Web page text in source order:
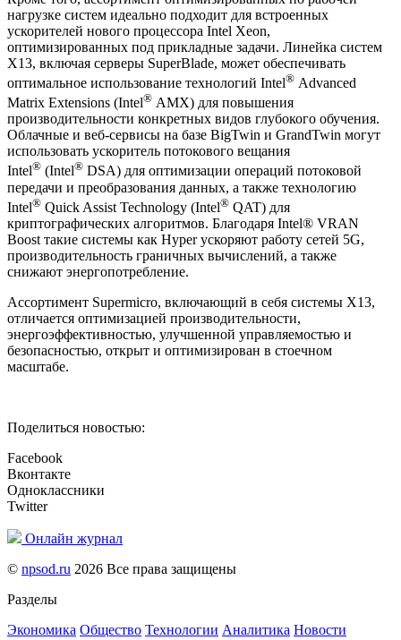
нагрузке систем идеально подходит для встроенных
ускорителей нового процессора Intel Xeon,
оптимизированных под прикладные задачи. Линейка систем
X13, включая серверы SuperBlade, может обеспечивать
оптимальное использование технологий Intel® Advanced
Matrix Extensions (Intel® AMX) для повышения
производительности конкретных видов глубокого обучения.
Облачные и веб-сервисы на базе BigTwin и GrandTwin могут
использовать ускоритель потокового вещания
Intel® (Intel® DSA) для оптимизации операций потоковой
передачи и преобразования данных, а также технологию
Intel® Quick Assist Technology (Intel® QAT) для
криптографических алгоритмов. Благодаря Intel® VRAN
Boost такие системы как Hyper ускоряют работу сетей 5G,
производительность граничных вычислений, а также
снижают энергопотребление.
Ассортимент Supermicro, включающий в себя системы X13,
отличается оптимизацией производительности,
энергоэффективностью, улучшенной управляемостью и
безопасностью, открыт и оптимизирован в стоечном
масштабе.
Поделиться новостью:
Facebook
Вконтакте
Одноклассники
Twitter
Онлайн журнал
© npsod.ru 2026 Все права защищены
Разделы
Экономика Общество Технологии Аналитика Новости